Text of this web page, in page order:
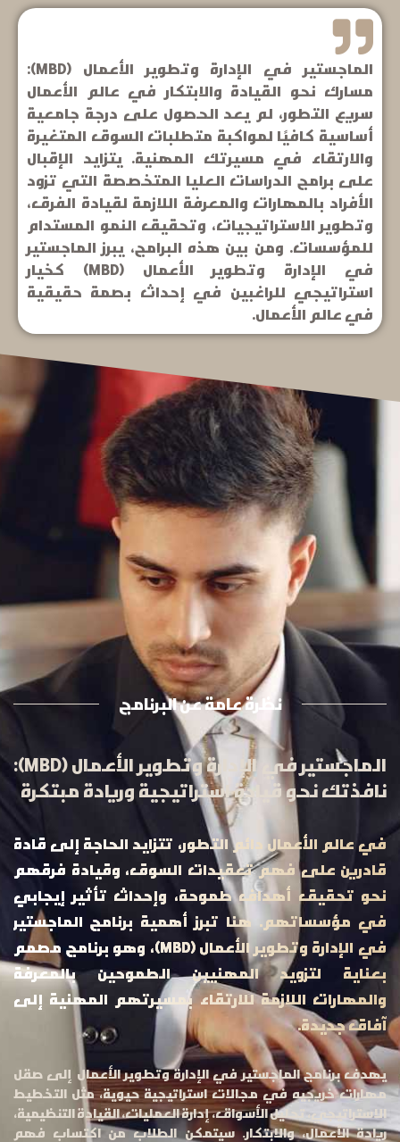
الماجستير في الإدارة وتطوير الأعمال (MBD):
مسارك نحو القيادة والابتكار في عالم الأعمال
سريع التطور، لم يعد الحصول على درجة جامعية
أساسية كافيًا لمواكبة متطلبات السوق المتغيرة
والارتقاء في مسيرتك المهنية. يتزايد الإقبال
على برامج الدراسات العليا المتخصصة التي تزود
الأفراد بالمهارات والمعرفة اللازمة لقيادة الفرق،
وتطوير الاستراتيجيات، وتحقيق النمو المستدام
للمؤسسات. ومن بين هذه البرامج، يبرز الماجستير
في الإدارة وتطوير الأعمال (MBD) كخيار
استراتيجي للراغبين في إحداث بصمة حقيقية
في عالم الأعمال.
نظرة عامة عن البرنامج
الماجستير في الإدارة وتطوير الأعمال (MBD):
نافذتك نحو قيادة استراتيجية وريادة مبتكرة
في عالم الأعمال دائم التطور، تتزايد الحاجة إلى قادة
قادرين على فهم تعقيدات السوق، وقيادة فرقهم
نحو تحقيق أهداف طموحة، وإحداث تأثير إيجابي
في مؤسساتهم. هنا تبرز أهمية برنامج الماجستير
في الإدارة وتطوير الأعمال (MBD)، وهو برنامج مصمم
بعناية لتزويد المهنيين الطموحين بالمعرفة
والمهارات اللازمة للارتقاء بمسيرتهم المهنية إلى
آفاق جديدة.
يهدف برنامج الماجستير في الإدارة وتطوير الأعمال إلى صقل
مهارات خريجيه في مجالات استراتيجية حيوية، مثل التخطيط
الاستراتيجي، تحليل الأسواق، إدارة العمليات، القيادة التنظيمية،
ريادة الأعمال، والابتكار. سيتمكن الطلاب من اكتساب فهم